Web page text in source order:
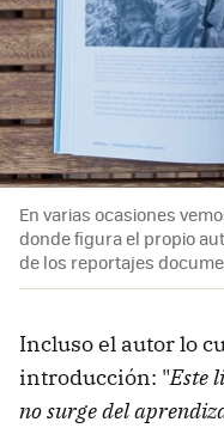
En varias ocasiones
donde figura el propio
de los reportajes
Incluso el autor lo
introducción: "Este
no surge del